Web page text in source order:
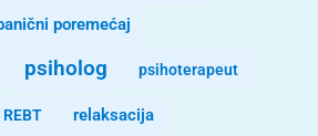
poremećaj
psiholog psihoterapeut
REBT relaksacija